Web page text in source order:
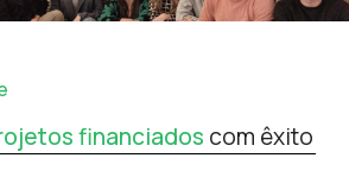
financiados com êxito